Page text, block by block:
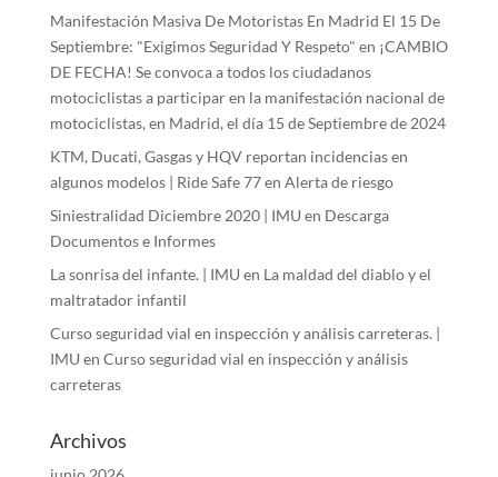
Manifestación Masiva De Motoristas En Madrid El 15 De
Septiembre: "Exigimos Seguridad Y Respeto" en ¡CAMBIO
DE FECHA! Se convoca a todos los ciudadanos
motociclistas a participar en la manifestación nacional de
motociclistas, en Madrid, el día 15 de Septiembre de 2024
KTM, Ducati, Gasgas y HQV reportan incidencias en
algunos modelos | Ride Safe 77en Alerta de riesgo
Siniestralidad Diciembre 2020 | IMU en Descarga
Documentos e Informes
La sonrisa del infante. | IMU en La maldad del diablo y el
maltratador infantil
Curso seguridad vial en inspección y análisis carreteras. |
IMU en Curso seguridad vial en inspección y análisis
carreteras
Archivos